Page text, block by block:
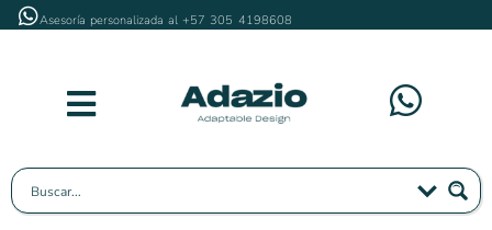
Asesoría personalizada al +57 305 4198608